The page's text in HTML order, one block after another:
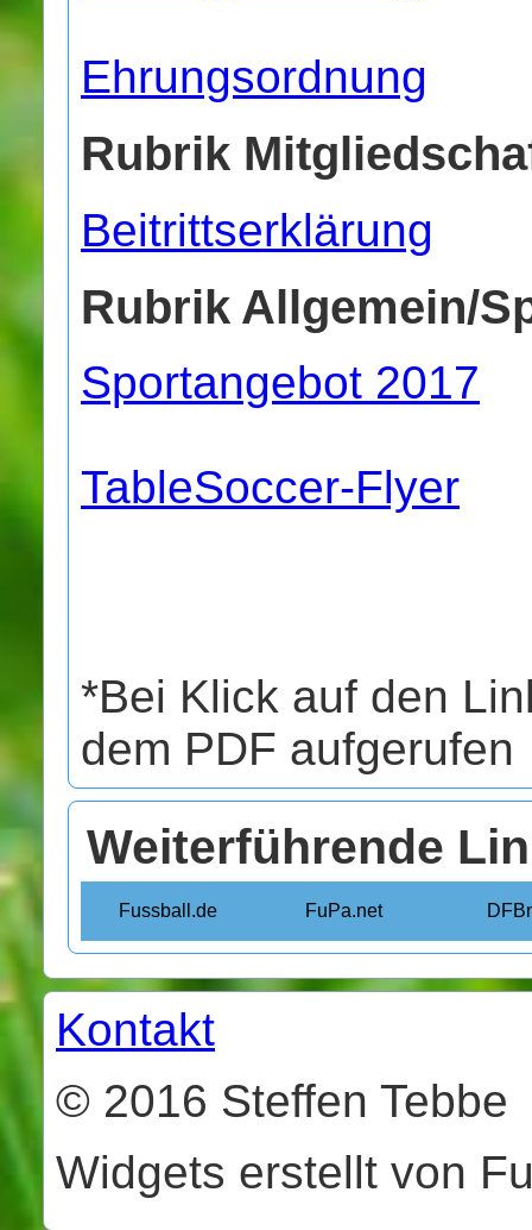
Ehrungsordnung
Rubrik
Beitrittserklärung
Rubrik Allgemein/
Sportangebot 2017
TableSoccer-Flyer
*Bei Klick auf den
dem PDF aufgerufen
Weiterführende
Fussball.de FuPa.net
Kontakt
© 2016 Steffen Tebbe
Widgets erstellt von